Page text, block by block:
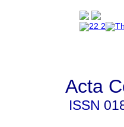
Acta
ISSN